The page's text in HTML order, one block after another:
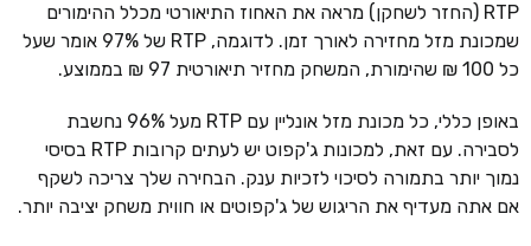
RTP (החזר לשחקן) מראה את האחוז התיאורטי מכלל ההימורים
שמכונת מזל מחזירה לאורך זמן. לדוגמה, RTP של 97% אומר שעל
כל 100 ₪ שהימורת, המשחק מחזיר תיאורטית 97 ₪ בממוצע.
באופן כללי, כל מכונת מזל אונליין עם RTP מעל 96% נחשבת
לסבירה. עם זאת, למכונות ג'קפוט יש לעתים קרובות RTP בסיסי
נמוך יותר בתמורה לסיכוי לזכיות ענק. הבחירה שלך צריכה לשקף
אם אתה מעדיף את הריגוש של ג'קפוטים או חווית משחק יציבה יותר.